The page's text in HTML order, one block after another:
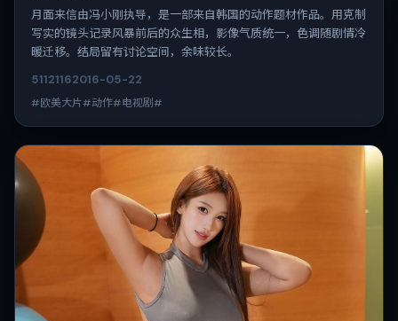
月面来信由冯小刚执导，是一部来自韩国的动作题材作品。用克制
写实的镜头记录风暴前后的众生相，影像气质统一，色调随剧情冷
暖迁移。结局留有讨论空间，余味较长。
51121162016-05-22
#欧美大片#动作#电视剧#